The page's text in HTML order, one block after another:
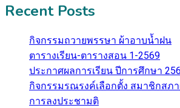
Recent Posts
กิจกรรมถวายพรรษา ผ้าอาบน้ำฝน
ตารางเรียน-ตารางสอน 1-2569
ประกาศผลการเรียน ปีการศึกษา
กิจกรรมรณรงค์เลือกตั้ง สมาชิกสภ
การลงประชามติ